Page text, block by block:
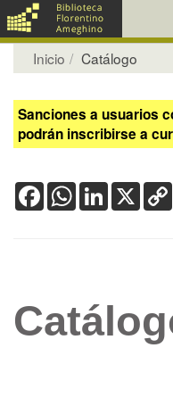
Inicio Catálogo
Sanciones a usuarios
podrán inscribirse a
FacebookWhatsApp
LinkedIn
X